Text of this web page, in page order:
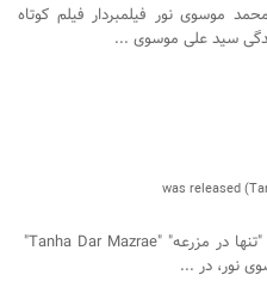
موسوی نور فیلمبردار فیلم کوتاه
سید علی موسوی ...
فیلم کوتاه "تنها در مزرعه" "Tanha Dar Mazrae"
نور، در ...